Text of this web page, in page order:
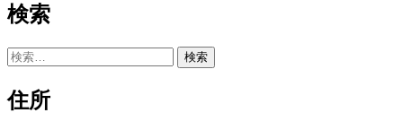
検索
検
住所